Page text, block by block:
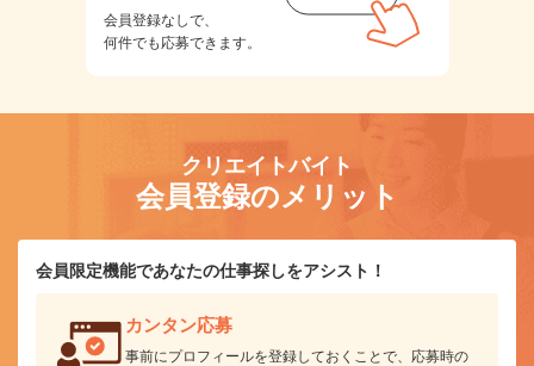
会員登録なしで、
何件でも応募できます。
クリエイトバイト
会員登録のメリット
会員限定機能であなたの仕事探しをアシスト！
カンタン応募
事前にプロフィールを登録しておくことで、応募時の